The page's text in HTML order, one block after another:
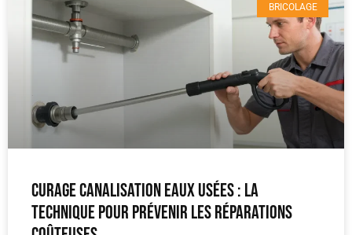
BRICOLAGE
Curage canalisation eaux usées : la
technique pour prévenir les réparations